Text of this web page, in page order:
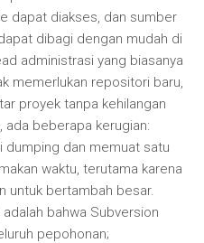
dapat diakses, dan sumber
dibagi dengan mudah di
administrasi yang biasanya
memerlukan repositori baru,
proyek tanpa kehilangan
ada beberapa kerugian:
dumping dan memuat satu
waktu, terutama karena
untuk bertambah besar.
bahwa Subversion
pepohonan;